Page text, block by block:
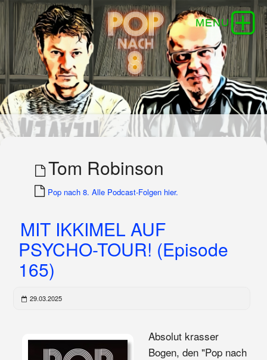
Tom Robinson
Pop nach 8. Alle Podcast-Folgen hier.
MIT IKKIMEL AUF
PSYCHO-TOUR! (Episode
165)
29.03.2025
Absolut krasser
Bogen, den "Pop nach